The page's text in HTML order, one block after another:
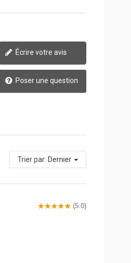
Écrire votre avis
Poser une question
Trier par: Dernier
(5.0)